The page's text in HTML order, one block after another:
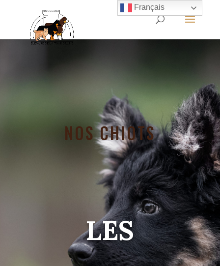
NOS CHIOTS
-
LES
Français